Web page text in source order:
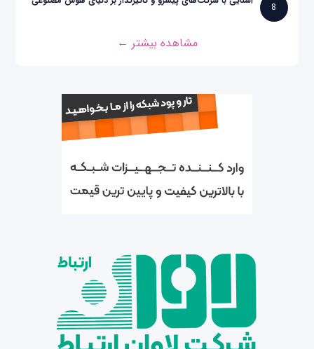
8
مشاهده بیشتر ←